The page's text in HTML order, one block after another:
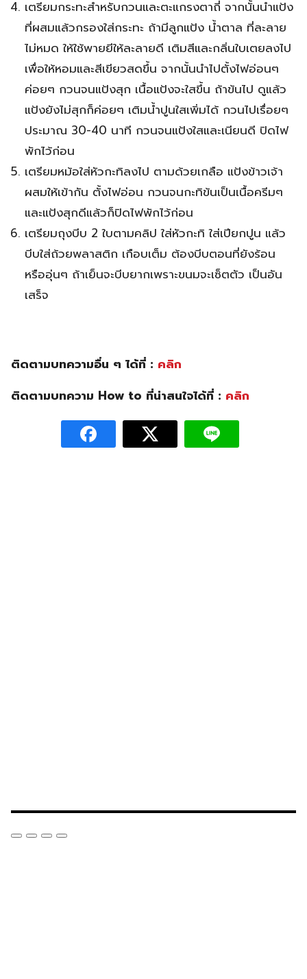
เตรียมกระทะสำหรับกวนและตะแกรงตาถี่ จากนั้นนำแป้ง
ที่ผสมแล้วกรองใส่กระทะ ถ้ามีลูกแป้ง น้ำตาล ที่ละลาย
ไม่หมด ให้ใช้พายยีให้ละลายดี เติมสีและกลิ่นใบเตยลงไป
เพื่อให้หอมและสีเขียวสดขึ้น จากนั้นนำไปตั้งไฟอ่อนๆ
ค่อยๆ กวนจนแป้งสุก เนื้อแป้งจะใสขึ้น ถ้าข้นไป ดูแล้ว
แป้งยังไม่สุกก็ค่อยๆ เติมน้ำปูนใสเพิ่มได้ กวนไปเรื่อยๆ
ประมาณ 30-40 นาที กวนจนแป้งใสและเนียนดี ปิดไฟ
พักไว้ก่อน
เตรียมหม้อใส่หัวกะทิลงไป ตามด้วยเกลือ แป้งข้าวเจ้า
ผสมให้เข้ากัน ตั้งไฟอ่อน กวนจนกะทิข้นเป็นเนื้อครีมๆ
และแป้งสุกดีแล้วก็ปิดไฟพักไว้ก่อน
เตรียมถุงบีบ 2 ใบตามคลิป ใส่หัวกะทิ ใส่เปียกปูน แล้ว
บีบใส่ถ้วยพลาสติก เกือบเต็ม ต้องบีบตอนที่ยังร้อน
หรืออุ่นๆ ถ้าเย็นจะบีบยากเพราะขนมจะเซ็ตตัว เป็นอัน
เสร็จ
ติดตามบทความอื่น ๆ ได้ที่ : คลิก
ติดตามบทความ How to ที่น่าสนใจได้ที่ : คลิก